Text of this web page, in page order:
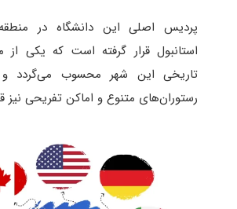
پردیس اصلی این دانشگاه در
استانبول قرار گرفته است که یکی از
تاریخی این شهر محسوب می‌گردد
رستوران‌های متنوع و اماکن تفریحی نیز